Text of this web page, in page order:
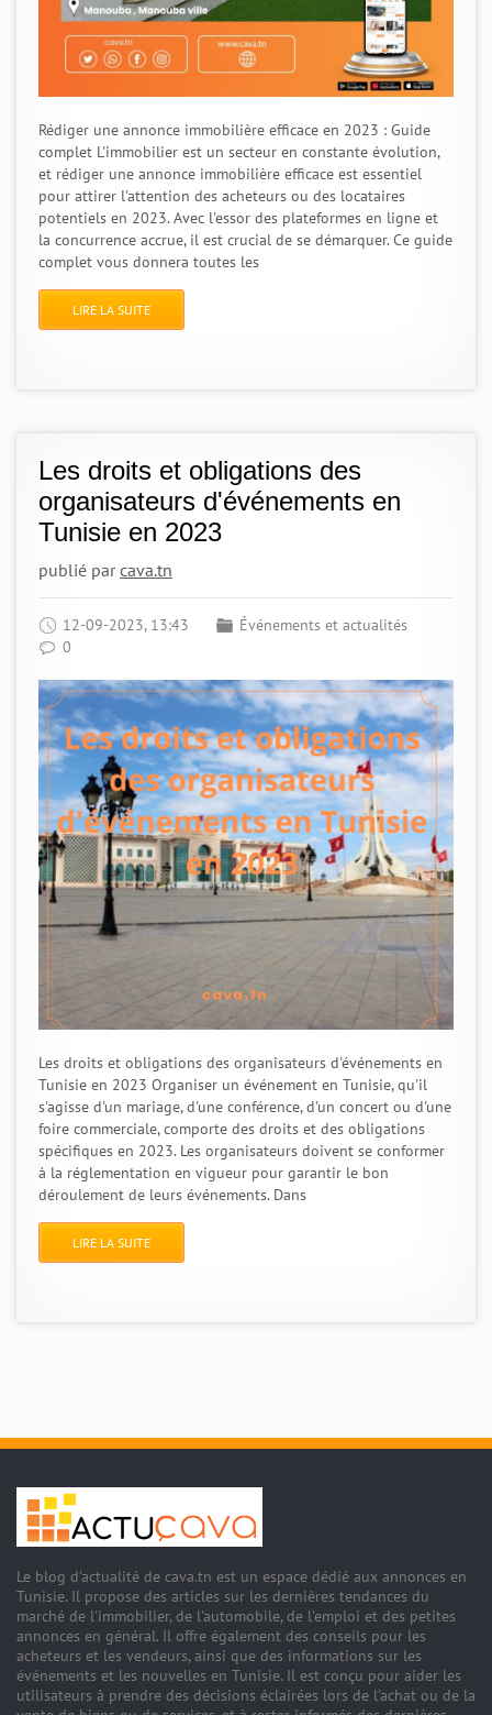
Rédiger une annonce immobilière efficace en 2023 : Guide
complet L'immobilier est un secteur en constante évolution,
et rédiger une annonce immobilière efficace est essentiel
pour attirer l'attention des acheteurs ou des locataires
potentiels en 2023. Avec l'essor des plateformes en ligne et
la concurrence accrue, il est crucial de se démarquer. Ce guide
complet vous donnera toutes les
LIRE LA SUITE
Les droits et obligations des
organisateurs d'événements en
Tunisie en 2023
publié parcava.tn
12-09-2023, 13:43
Événements et actualités
0
Les droits et obligations des organisateurs d'événements en
Tunisie en 2023 Organiser un événement en Tunisie, qu'il
s'agisse d'un mariage, d'une conférence, d'un concert ou d'une
foire commerciale, comporte des droits et des obligations
spécifiques en 2023. Les organisateurs doivent se conformer
à la réglementation en vigueur pour garantir le bon
déroulement de leurs événements. Dans
LIRE LA SUITE
Le blog d'actualité de cava.tn est un espace dédié aux annonces en
Tunisie. Il propose des articles sur les dernières tendances du
marché de l'immobilier, de l'automobile, de l'emploi et des petites
annonces en général. Il offre également des conseils pour les
acheteurs et les vendeurs, ainsi que des informations sur les
événements et les nouvelles en Tunisie. Il est conçu pour aider les
utilisateurs à prendre des décisions éclairées lors de l'achat ou de la